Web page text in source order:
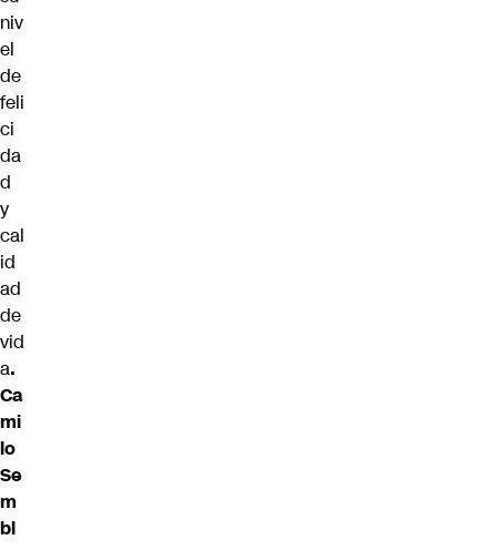
niv
el
de
feli
ci
da
d
y
cal
id
ad
de
vid
a.
Ca
mi
lo
Se
m
bl